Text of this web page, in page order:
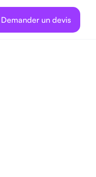
Demander un devis